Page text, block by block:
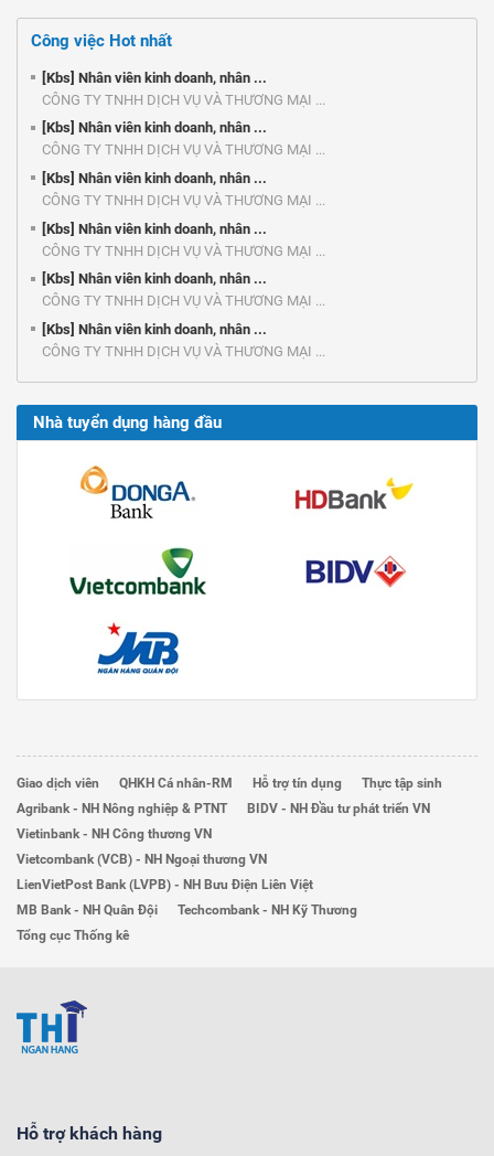
Công việc Hot nhất
[Kbs] Nhân viên kinh doanh, nhân ...
CÔNG TY TNHH DỊCH VỤ VÀ THƯƠNG MẠI ...
[Kbs] Nhân viên kinh doanh, nhân ...
CÔNG TY TNHH DỊCH VỤ VÀ THƯƠNG MẠI ...
[Kbs] Nhân viên kinh doanh, nhân ...
CÔNG TY TNHH DỊCH VỤ VÀ THƯƠNG MẠI ...
[Kbs] Nhân viên kinh doanh, nhân ...
CÔNG TY TNHH DỊCH VỤ VÀ THƯƠNG MẠI ...
[Kbs] Nhân viên kinh doanh, nhân ...
CÔNG TY TNHH DỊCH VỤ VÀ THƯƠNG MẠI ...
[Kbs] Nhân viên kinh doanh, nhân ...
CÔNG TY TNHH DỊCH VỤ VÀ THƯƠNG MẠI ...
Nhà tuyển dụng hàng đầu
Giao dịch viên QHKH Cá nhân-RM Hỗ trợ tín dụng
Thực tập sinh
Agribank - NH Nông nghiệp & PTNT
BIDV - NH Đầu tư phát triển VN
Vietinbank - NH Công thương VN
Vietcombank (VCB) - NH Ngoại thương VN
LienVietPost Bank (LVPB) - NH Bưu Điện Liên Việt
MB Bank - NH Quân Đội
Techcombank - NH Kỹ Thương
Tổng cục Thống kê
Hỗ trợ khách hàng